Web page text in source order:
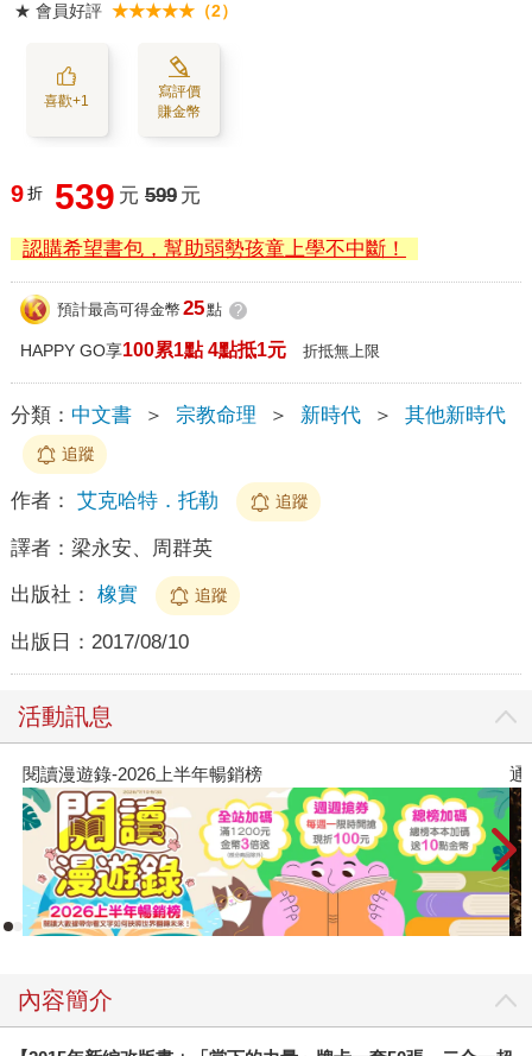
★ 會員好評 ★★★★★（2）
喜歡+1
寫評價
賺金幣
9 折 539 元 599 元
認購希望書包，幫助弱勢孩童上學不中斷！
預計最高可得金幣 25點 ?
HAPPY GO享100累1點 4點抵1元 折抵無上限
分類： 中文書 ＞ 宗教命理 ＞ 新時代 ＞ 其他新時代
追蹤
作者： 艾克哈特．托勒 追蹤
譯者： 梁永安、周群英
出版社： 橡實 追蹤
出版日： 2017/08/10
活動訊息
閱讀漫遊錄-2026上半年暢銷榜 通
內容簡介